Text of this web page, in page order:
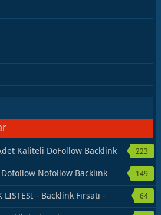
Kaliteli DoFollow Backlink
223
Nofollow Backlink
149
LİSTESİ - Backlink Fırsatı -
64